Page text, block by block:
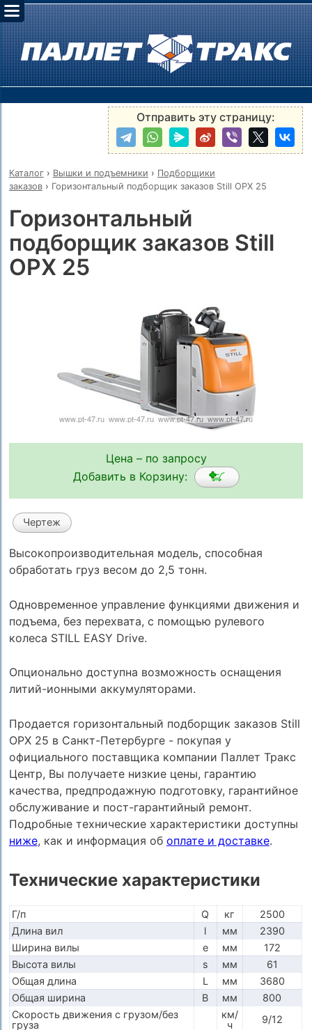
Отправить эту страницу:
Каталог› Вышки и подъемники › Подборщики
заказов› Горизонтальный подборщик заказов Still OPX 25
Горизонтальный
подборщик заказов Still
OPX 25
Цена – по запросу
Добавить в Корзину:
Чертеж
Высокопроизводительная модель, способная
обработать груз весом до 2,5 тонн.
Одновременное управление функциями движения и
подъема, без перехвата, с помощью рулевого
колеса STILL EASY Drive.
Опционально доступна возможность оснащения
литий-ионными аккумуляторами.
Продается горизонтальный подборщик заказов Still
OPX 25 в Санкт-Петербурге - покупая у
официального поставщика компании Паллет Тракс
Центр, Вы получаете низкие цены, гарантию
качества, предпродажную подготовку, гарантийное
обслуживание и пост-гарантийный ремонт.
Подробные технические характеристики доступны
ниже, как и информация об оплате и доставке.
Технические характеристики
Г/п Q кг
2500
Длина вил
l мм
2390
Ширина вилы
e мм
172
Высота вилы
s мм
61
Общая длина
L мм
3680
Общая ширина
B мм
800
Скорость движения с грузом/без
груза
км/
ч
9/12